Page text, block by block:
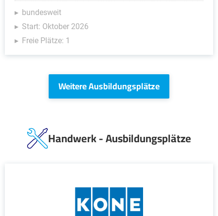
bundesweit
Start: Oktober 2026
Freie Plätze: 1
Weitere Ausbildungsplätze
Handwerk - Ausbildungsplätze